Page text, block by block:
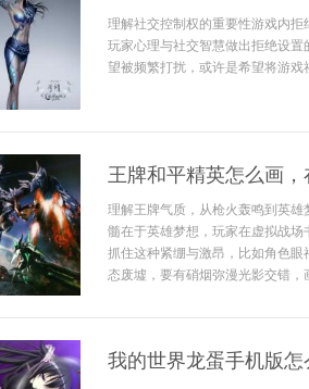
理解社交控制权的重要性游戏内
玩家心理与社交智慧做出拒绝设
望被频繁打扰，或许是希望将游
王牌和平精英怎么画
理解王牌气质，从枪火轰鸣到英
髓在于英雄梦想，玩家在虚拟战
抓住这种紧绷与激昂，比如角色
态废墟，要有硝烟弥漫光影交错，
我的世界龙蛋手机版